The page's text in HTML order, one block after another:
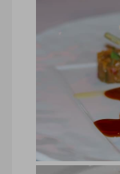
hôtel
hôtel
Ange Ostré